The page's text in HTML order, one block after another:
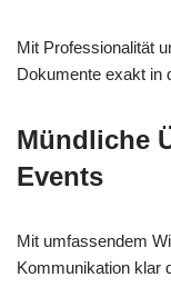
Mit Professionalität
Dokumente exakt in
Mündliche
Events
Mit umfassendem
Kommunikation klar